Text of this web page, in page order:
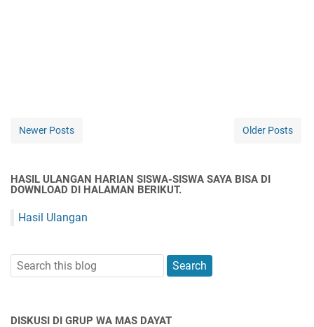
Newer Posts Older Posts
HASIL ULANGAN HARIAN SISWA-SISWA SAYA BISA DI
DOWNLOAD DI HALAMAN BERIKUT.
Hasil Ulangan
DISKUSI DI GRUP WA MAS DAYAT